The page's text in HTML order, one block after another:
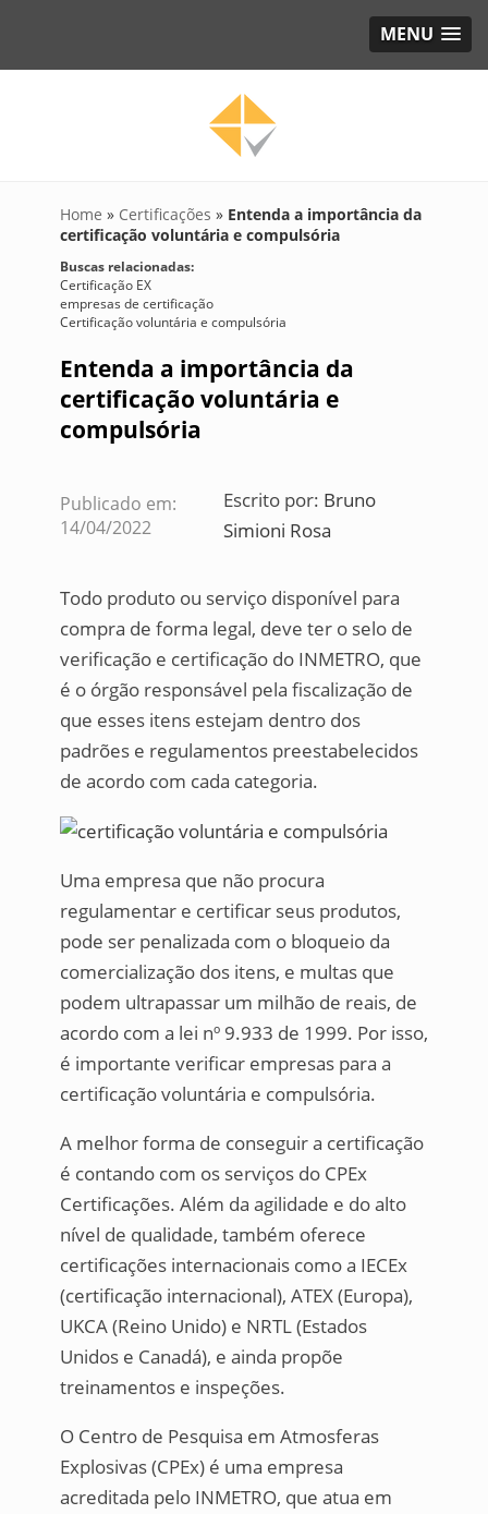
MENU
Home » Certificações » Entenda a importância da
certificação voluntária e compulsória
Buscas relacionadas:
Certificação EX
empresas de certificação
Certificação voluntária e compulsória
Entenda a importância da
certificação voluntária e
compulsória
Publicado em:
14/04/2022
Escrito por: Bruno
Simioni Rosa
Todo produto ou serviço disponível para
compra de forma legal, deve ter o selo de
verificação e certificação do INMETRO, que
é o órgão responsável pela fiscalização de
que esses itens estejam dentro dos
padrões e regulamentos preestabelecidos
de acordo com cada categoria.
Uma empresa que não procura
regulamentar e certificar seus produtos,
pode ser penalizada com o bloqueio da
comercialização dos itens, e multas que
podem ultrapassar um milhão de reais, de
acordo com a lei nº 9.933 de 1999. Por isso,
é importante verificar empresas para a
certificação voluntária e compulsória.
A melhor forma de conseguir a certificação
é contando com os serviços do CPEx
Certificações. Além da agilidade e do alto
nível de qualidade, também oferece
certificações internacionais como a IECEx
(certificação internacional), ATEX (Europa),
UKCA (Reino Unido) e NRTL (Estados
Unidos e Canadá), e ainda propõe
treinamentos e inspeções.
O Centro de Pesquisa em Atmosferas
Explosivas (CPEx) é uma empresa
acreditada pelo INMETRO, que atua em